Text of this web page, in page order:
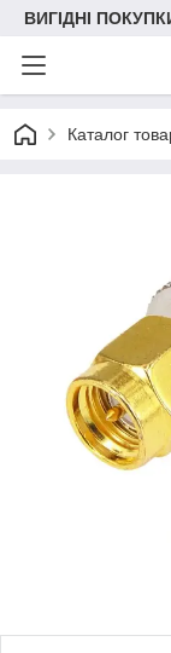
ВИГІДНІ
Каталог